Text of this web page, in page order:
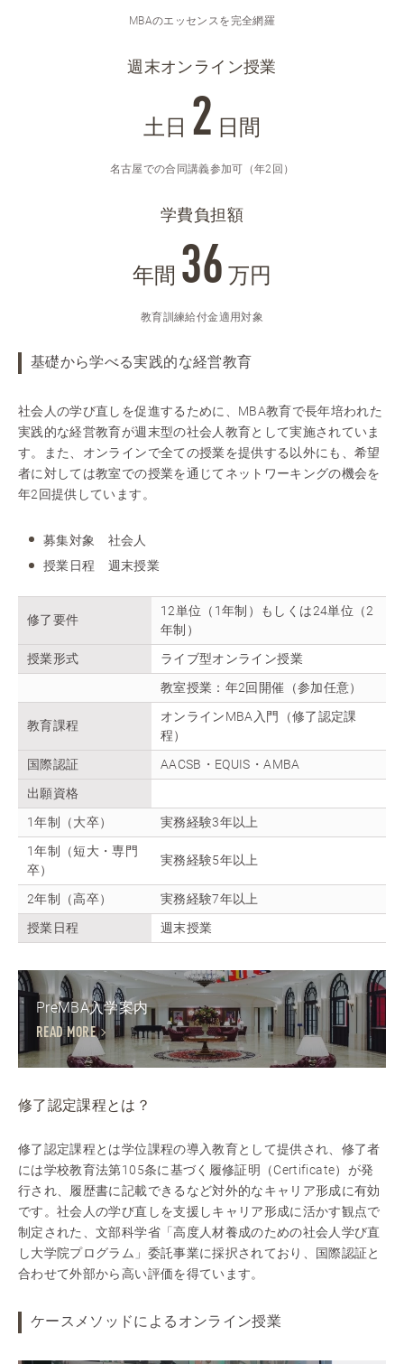
MBAのエッセンスを完全網羅
週末オンライン授業
土日 2 日間
名古屋での合同講義参加可（年2回）
学費負担額
年間 36 万円
教育訓練給付金適用対象
基礎から学べる実践的な経営教育
社会人の学び直しを促進するために、MBA教育で長年培われた
実践的な経営教育が週末型の社会人教育として実施されていま
す。また、オンラインで全ての授業を提供する以外にも、希望
者に対しては教室での授業を通じてネットワーキングの機会を
年2回提供しています。
募集対象 社会人
授業日程 週末授業
修了要件
12単位（1年制）もしくは24単位（2
年制）
授業形式
ライブ型オンライン授業
教室授業：年2回開催（参加任意）
教育課程
オンラインMBA入門（修了認定課
程）
国際認証
AACSB・EQUIS・AMBA
出願資格
1年制（大卒）
実務経験3年以上
1年制（短大・専門
卒）
実務経験5年以上
2年制（高卒）
実務経験7年以上
授業日程
週末授業
PreMBA入学案内
READ MORE
修了認定課程とは？
修了認定課程とは学位課程の導入教育として提供され、修了者
には学校教育法第105条に基づく履修証明（Certificate）が発
行され、履歴書に記載できるなど対外的なキャリア形成に有効
です。社会人の学び直しを支援しキャリア形成に活かす観点で
制定された、文部科学省「高度人材養成のための社会人学び直
し大学院プログラム」委託事業に採択されており、国際認証と
合わせて外部から高い評価を得ています。
ケースメソッドによるオンライン授業